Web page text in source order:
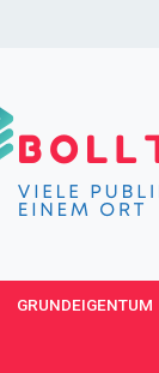
GRUNDEIGENTUM